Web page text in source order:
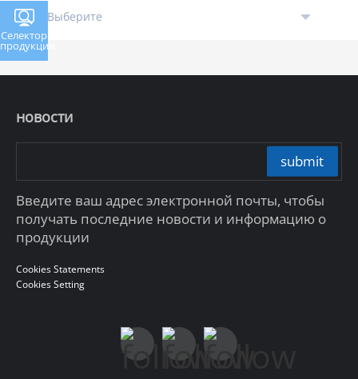
Селектор
продукции
новости
submit
Введите ваш адрес электронной почты, чтобы
получать последние новости и информацию о
продукции
Cookies Statements
Cookies Setting